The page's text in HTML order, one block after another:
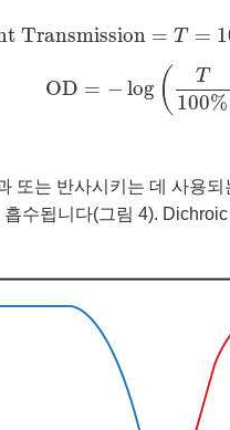
Transmission = T =
Transmission
OD = − log ( T
100%
100%
또는 반사시키는 데 사용
수됩니다(그림 4).